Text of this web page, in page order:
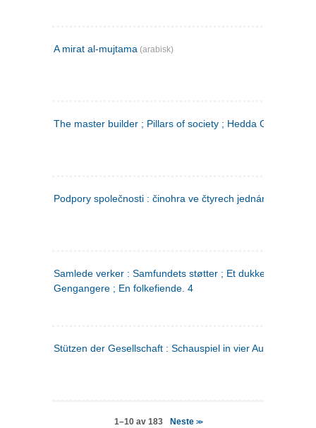
A mirat al-mujtama (arabisk)
The master builder ; Pillars of society ; Hedda Gabler
Podpory společnosti : činohra ve čtyrech jednáních
Samlede verker : Samfundets støtter ; Et dukkehjem ;
Gengangere ; En folkefiende. 4
Stützen der Gesellschaft : Schauspiel in vier Aufzügen
1–10 av 183 Neste >>